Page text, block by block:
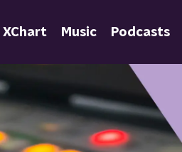
XChart Music Podcasts